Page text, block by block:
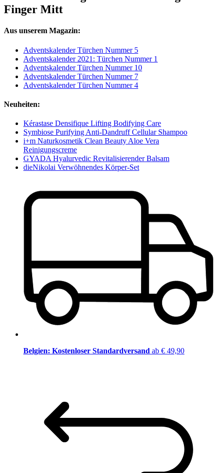
Finger Mitt
Aus unserem Magazin:
Adventskalender Türchen Nummer 5
Adventskalender 2021: Türchen Nummer 1
Adventskalender Türchen Nummer 10
Adventskalender Türchen Nummer 7
Adventskalender Türchen Nummer 4
Neuheiten:
Kérastase Densifique Lifting Bodifying Care
Symbiose Purifying Anti-Dandruff Cellular Shampoo
i+m Naturkosmetik Clean Beauty Aloe Vera
Reinigungscreme
GYADA Hyalurvedic Revitalisierender Balsam
dieNikolai Verwöhnendes Körper-Set
Belgien: Kostenloser Standardversand ab € 49,90